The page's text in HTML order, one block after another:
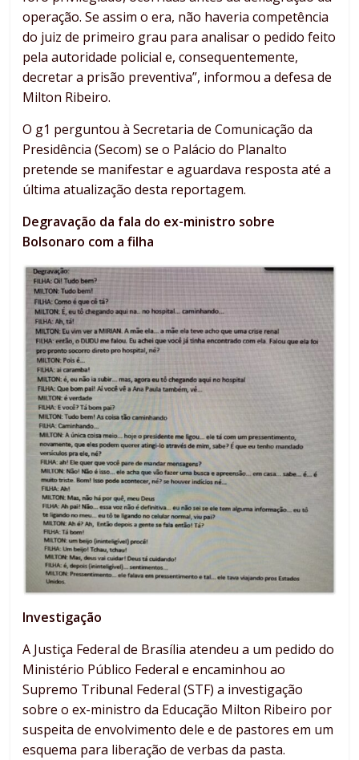
operação. Se assim o era, não haveria competência
do juiz de primeiro grau para analisar o pedido feito
pela autoridade policial e, consequentemente,
decretar a prisão preventiva”, informou a defesa de
Milton Ribeiro.
O g1 perguntou à Secretaria de Comunicação da
Presidência (Secom) se o Palácio do Planalto
pretende se manifestar e aguardava resposta até a
última atualização desta reportagem.
Degravação da fala do ex-ministro sobre
Bolsonaro com a filha
Investigação
A Justiça Federal de Brasília atendeu a um pedido do
Ministério Público Federal e encaminhou ao
Supremo Tribunal Federal (STF) a investigação
sobre o ex-ministro da Educação Milton Ribeiro por
suspeita de envolvimento dele e de pastores em um
esquema para liberação de verbas da pasta.